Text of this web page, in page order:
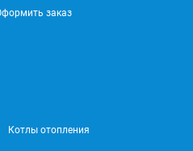
заказ
Котлы отопления